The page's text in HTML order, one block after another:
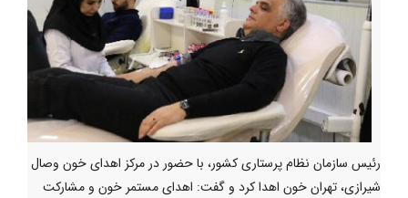
رئیس سازمان نظام پرستاری کشور، با حضور در مرکز اهدای خون وصال
شیرازی، تهران خون اهدا کرد و گفت: اهدای مستمر خون و مشارکت